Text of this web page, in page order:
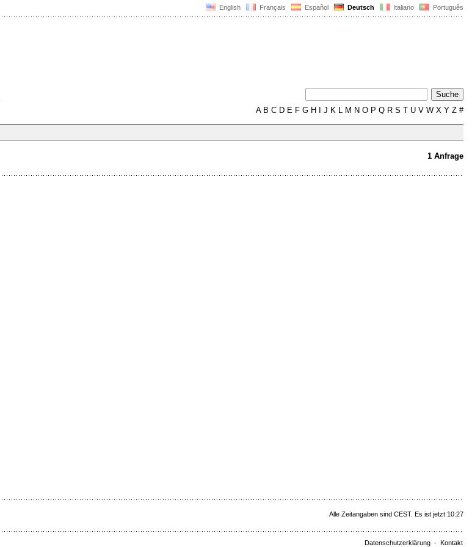
English Français Español Deutsch Italiano Português
AB C D E F G H J K L M N O P Q R S T U V W X Y Z #
1 Anfrage
Alle Zeitangaben sind CEST. Es ist jetzt 10:27
Datenschutzerklärung - Kontakt